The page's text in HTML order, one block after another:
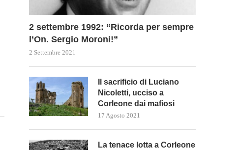
PERCHÉ LA PRESA DI BAKHMUT
2 settembre 1992: “Ricorda per sempre
l’On. Sergio Moroni!”
2 Settembre 2021
Il sacrificio di Luciano
Nicoletti, ucciso a
Corleone dai mafiosi
17 Agosto 2021
La tenace lotta a Corleone